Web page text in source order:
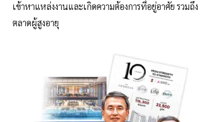
เข้าหาแหล่งงานและเกิดความต้องการที่อยู่อาศัย รวมถึง
ตลาดผู้สูงอายุ